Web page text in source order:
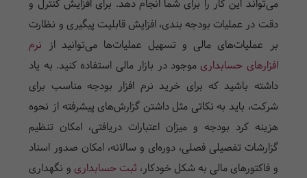
می‌تواند این کار را برای شما انجام دهد. برای افزایش کنترل و
دقت در عملیات بودجه بندی، افزایش قابلیت پیگیری و نظارت
بر عملیات‌های مالی و تسهیل عملیات‌ها می‌توانید از نرم
افزار‌های حسابداریموجود در بازار مالی استفاده کنید. به یاد
داشته باشید که برای خرید نرم افزار بودجه مناسب برای
شرکت، باید به نکاتی مثل داشتن گزارش‌های پیشرفته از نحوه
هزینه کرد بودجه و میزان اعتبارات دریافتی، امکان تنظیم
گزارشات تفصیلی فصلی، دوره‌ای و سالانه، امکان صدور اسناد
و فاکتور‌های مالی به شکل خودکار، ثبت حسابداری و نگهداری